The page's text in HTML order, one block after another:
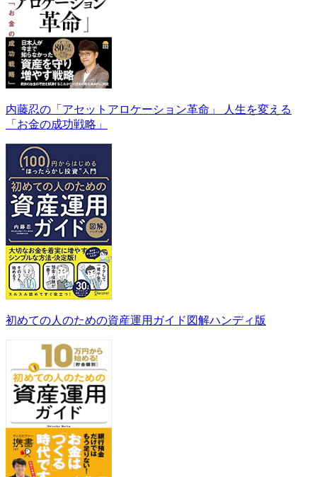
内藤忍の「アセットアロケーション革命」 人生を変える
「お金の成功戦略」
初めての人のための資産運用ガイド図解ハンディ版